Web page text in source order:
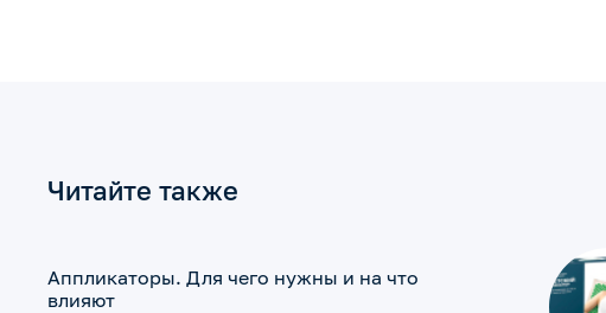
Читайте также
Аппликаторы. Для чего нужны и на что
влияют